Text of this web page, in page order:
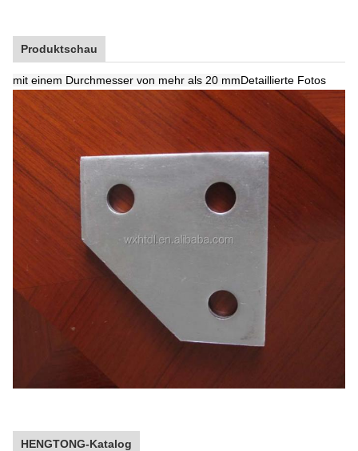
Produktschau
mit einem Durchmesser von mehr als 20 mmDetaillierte Fotos
HENGTONG-Katalog